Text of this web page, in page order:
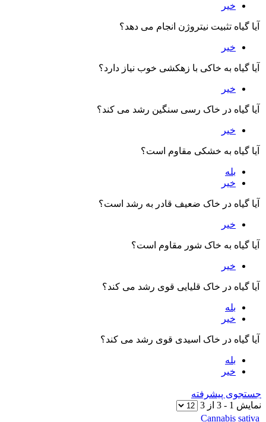
خیر
آیا گیاه تثبیت نیتروژن انجام می دهد؟
خیر
آیا گیاه به خاکی با زهکشی خوب نیاز دارد؟
خیر
آیا گیاه در خاک رسی سنگین رشد می کند؟
خیر
آیا گیاه به خشکی مقاوم است؟
بله
خیر
آیا گیاه در خاک ضعیف قادر به رشد است؟
خیر
آیا گیاه به خاک شور مقاوم است؟
خیر
آیا گیاه در خاک قلیایی قوی رشد می کند؟
بله
خیر
آیا گیاه در خاک اسیدی قوی رشد می کند؟
بله
خیر
جستجوی پیشرفته
نمایش 1
-
3 از3
Cannabis sativa